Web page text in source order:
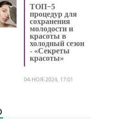
ТОП−5
процедур для
сохранения
молодости и
красоты в
холодный сезон
- «Секреты
красоты»
04-НОЯ-2024, 17:01